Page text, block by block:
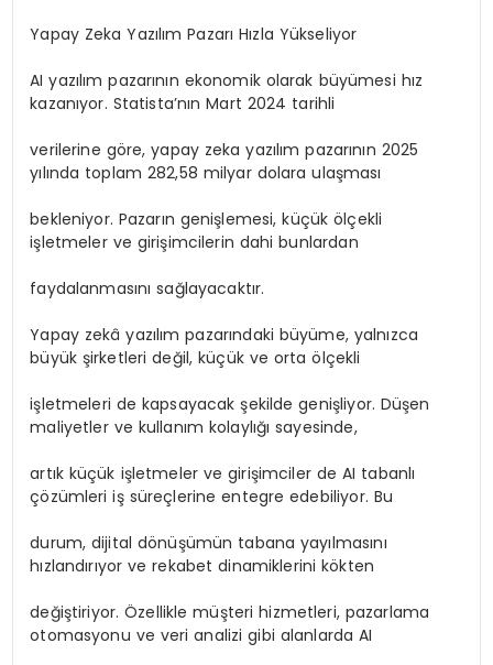
Yapay Zeka Yazılım Pazarı Hızla Yükseliyor
AI yazılım pazarının ekonomik olarak büyümesi hız
kazanıyor. Statista’nın Mart 2024 tarihli
verilerine göre, yapay zeka yazılım pazarının 2025
yılında toplam 282,58 milyar dolara ulaşması
bekleniyor. Pazarın genişlemesi, küçük ölçekli
işletmeler ve girişimcilerin dahi bunlardan
faydalanmasını sağlayacaktır.
Yapay zekâ yazılım pazarındaki büyüme, yalnızca
büyük şirketleri değil, küçük ve orta ölçekli
işletmeleri de kapsayacak şekilde genişliyor. Düşen
maliyetler ve kullanım kolaylığı sayesinde,
artık küçük işletmeler ve girişimciler de AI tabanlı
çözümleri iş süreçlerine entegre edebiliyor. Bu
durum, dijital dönüşümün tabana yayılmasını
hızlandırıyor ve rekabet dinamiklerini kökten
değiştiriyor. Özellikle müşteri hizmetleri, pazarlama
otomasyonu ve veri analizi gibi alanlarda AI